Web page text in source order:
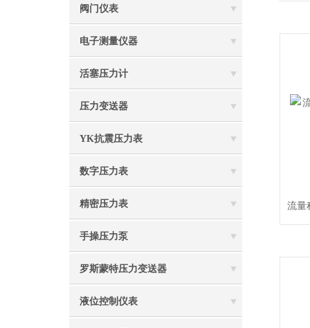
阀门仪表
电子测量仪器
活塞压力计
压力变送器
YK抗震压力表
数字压力表
精密压力表
手操压力泵
罗斯蒙特压力变送器
液位控制仪表
流量